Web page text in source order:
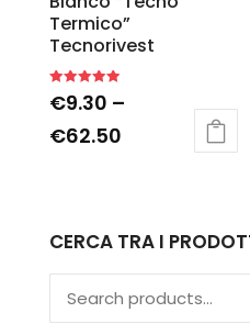
Termico”
Tecnorivest
Rated
5.00
€9.30 –
€62.50
CERCA TRA I